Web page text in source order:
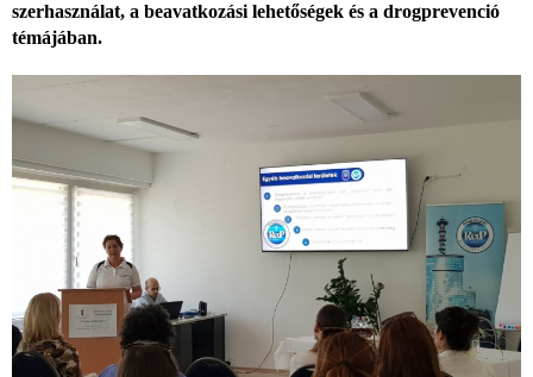
szerhasználat, a beavatkozási lehetőségek és a drogprevenció
témájában.